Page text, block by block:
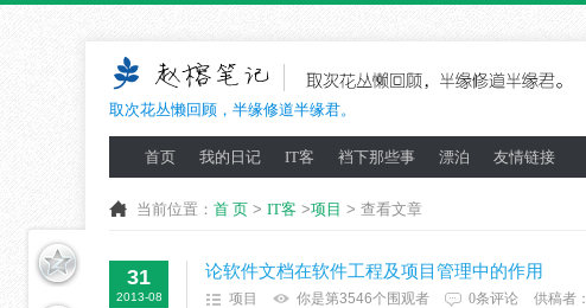
取次花丛懒回顾，半缘修道半缘君。
首页 我的日记 IT客 裆下那些事 漂泊 友情链接
当前位置： 首 页 > IT客 >项目 > 查看文章
31
2013-08
论软件文档在软件工程及项目管理中的作用
项目 你是第3546个围观者 0条评论 供稿者：